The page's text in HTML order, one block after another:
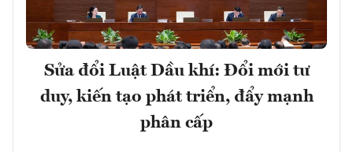
Sửa đổi Luật Dầu khí: Đổi mới tư
duy, kiến tạo phát triển, đẩy mạnh
phân cấp